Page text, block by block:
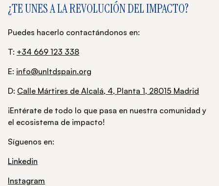
¿TE UNES A LA REVOLUCIÓN DEL IMPACTO?
Puedes hacerlo contactándonos en:
T: +34 669 123 338
E: info@unltdspain.org
D: Calle Mártires de Alcalá, 4, Planta 1, 28015 Madrid
¡Entérate de todo lo que pasa en nuestra comunidad y
el ecosistema de impacto!
Síguenos en:
Linkedin
Instagram